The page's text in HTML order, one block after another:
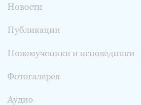
Новости
Публикации
Новомученики и исповедники
Фотогалерея
Аудио